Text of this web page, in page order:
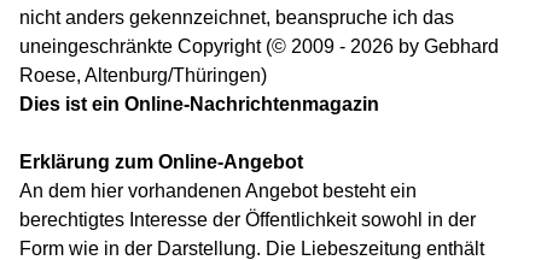
nicht anders gekennzeichnet, beanspruche ich das
uneingeschränkte Copyright (© 2009 - 2026 by Gebhard
Roese, Altenburg/Thüringen)
Dies ist ein Online-Nachrichtenmagazin
Erklärung zum Online-Angebot
An dem hier vorhandenen Angebot besteht ein
berechtigtes Interesse der Öffentlichkeit sowohl in der
Form wie in der Darstellung. Die Liebeszeitung enthält